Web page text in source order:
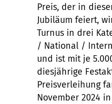
Preis, der in
Jubiläum feiert,
Turnus in drei
/ National /
und ist mit je
diesjährige
Preisverleihung
November 2024